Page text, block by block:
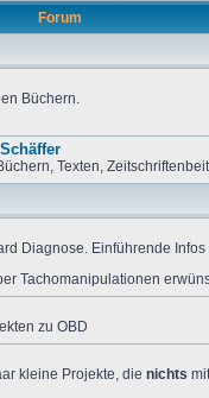
Forum
Büchern.
Texten,
Diagnose. Einführende
Tachomanipulationen
zu OBD
kleine Projekte, die nichts